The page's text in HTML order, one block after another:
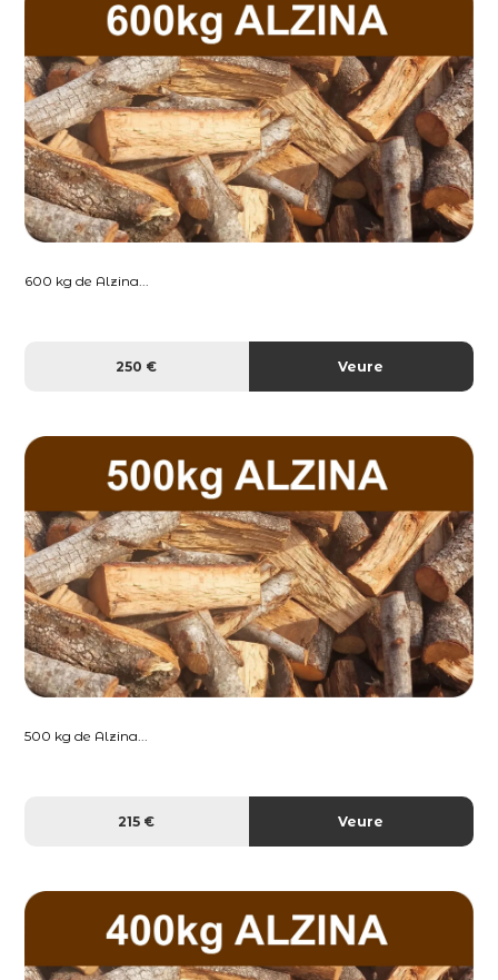
600 kg de Alzina...
250 € Veure
500 kg de Alzina...
215 € Veure